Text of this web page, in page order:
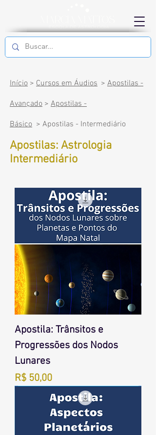
Início > Cursos em Áudios > Apostilas -
Avançado > Apostilas -
Básico > Apostilas - Intermediário
Apostilas: Astrologia
Intermediário
Apostila: Trânsitos e
Progressões dos Nodos
Lunares
Preço
R$ 50,00